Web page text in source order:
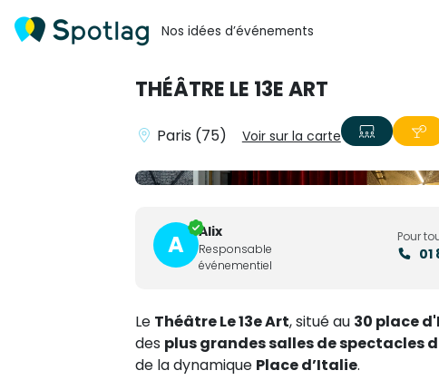
Nos idées d’événements
THÉÂTRE LE 13E ART
Paris (75) Voir sur la carte
A Alix
Responsable
événementiel
Pour
01
Le Théâtre Le 13e Art, situé au 30 place
des plus grandes salles de spectacles
de la dynamique Place d’Italie.